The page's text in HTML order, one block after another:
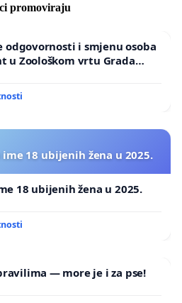
promoviraju
i smjenu osoba
u Zoološkom vrtu Grada
18 ubijenih žena u 2025.
18 ubijenih žena u 2025.
— more je i za pse!